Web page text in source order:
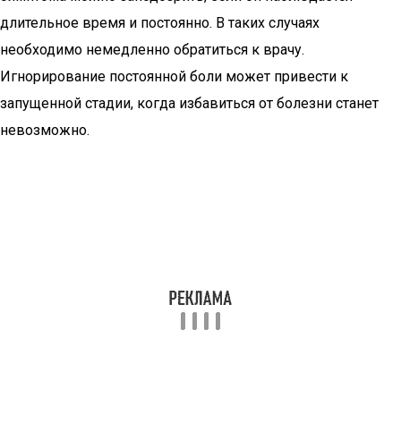
длительное время и постоянно. В таких случаях
необходимо немедленно обратиться к врачу.
Игнорирование постоянной боли может привести к
запущенной стадии, когда избавиться от болезни станет
невозможно.